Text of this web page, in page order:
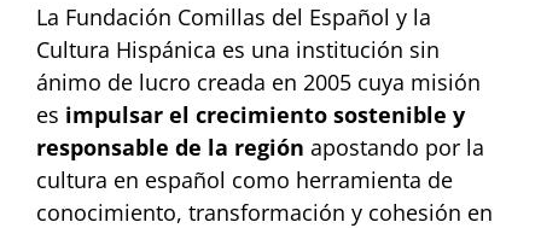
La Fundación Comillas del Español y la
Cultura Hispánica es una institución sin
ánimo de lucro creada en 2005 cuya misión
es impulsar el crecimiento sostenible y
responsable de la región apostando por la
cultura en español como herramienta de
conocimiento, transformación y cohesión en